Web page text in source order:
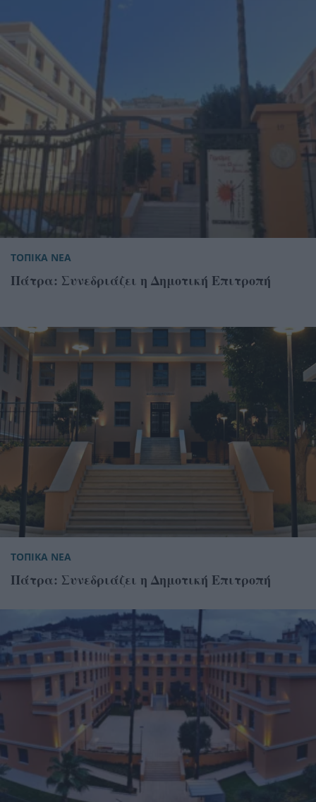
ΤΟΠΙΚΑ ΝΕΑ
Πάτρα: Συνεδριάζει η Δημοτική Επιτροπή
ΤΟΠΙΚΑ ΝΕΑ
Πάτρα: Συνεδριάζει η Δημοτική Επιτροπή